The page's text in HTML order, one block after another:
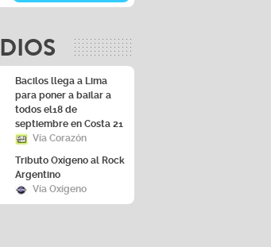
Bacilos llega a Lima
para poner a bailar a
todos el18 de
septiembre en Costa 21
Vía Corazón
Tributo Oxígeno al Rock
Argentino
Vía Oxígeno